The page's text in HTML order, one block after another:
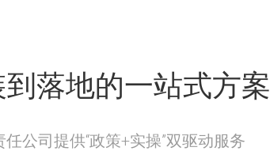
落地的一站式方案
公司提供“政策+实操”双驱动服务